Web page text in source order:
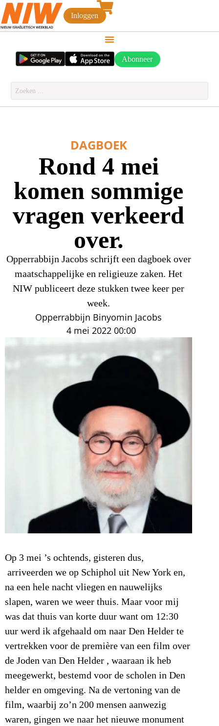
Inloggen
Abonneer
DAGBOEK
Rond 4 mei
komen sommige
vragen verkeerd
over.
Opperrabbijn Jacobs schrijft een dagboek over
maatschappelijke en religieuze zaken. Het
NIW publiceert deze stukken twee keer per
week.
Opperrabbijn Binyomin Jacobs
4 mei 2022 00:00
Op 3 mei ’s ochtends, gisteren dus,
arriveerden we op Schiphol uit New York en,
na een hele nacht vliegen en nauwelijks
slapen, waren we weer thuis. Maar voor mij
was dat thuis van korte duur want om 12:30
uur werd ik afgehaald om naar Den Helder te
vertrekken voor de première van een film over
de Joden van Den Helder , waaraan ik heb
meegewerkt, bestemd voor de scholen in Den
helder en omgeving. Na de vertoning van de
film, waarbij zo’n 200 mensen aanwezig
waren, gingen we naar het nieuwe monument